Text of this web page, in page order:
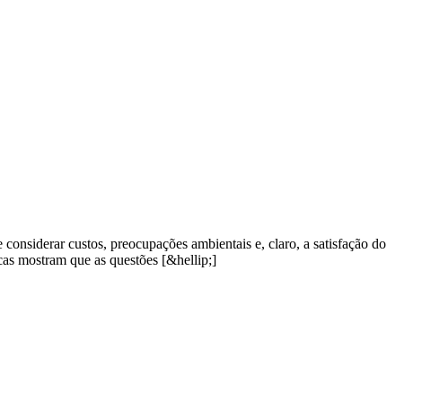
custos, preocupações ambientais e, claro, a satisfação do
mostram que as questões [&hellip;]